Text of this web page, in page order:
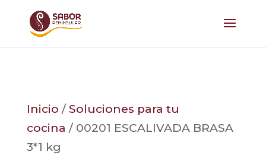
Inicio / Soluciones para tu
cocina / 00201 ESCALIVADA BRASA
3*1 kg